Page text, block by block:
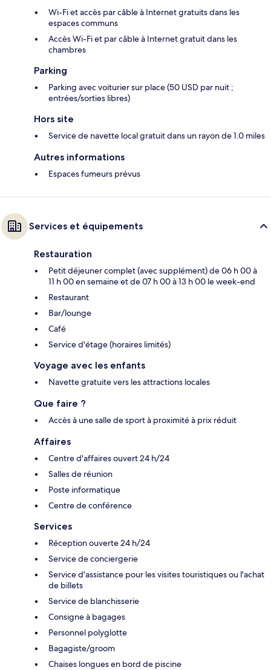
Wi-Fi et accès par câble à Internet gratuits dans les
espaces communs
Accès Wi-Fi et par câble à Internet gratuit dans les
chambres
Parking
Parking avec voiturier sur place (50 USD par nuit ;
entrées/sorties libres)
Hors site
Service de navette local gratuit dans un rayon de 1.0 miles
Autres informations
Espaces fumeurs prévus
Services et équipements
Restauration
Petit déjeuner complet (avec supplément) de 06 h 00 à
11 h 00 en semaine et de 07 h 00 à 13 h 00 le week-end
Restaurant
Bar/lounge
Café
Service d'étage (horaires limités)
Voyage avec les enfants
Navette gratuite vers les attractions locales
Que faire ?
Accès à une salle de sport à proximité à prix réduit
Affaires
Centre d'affaires ouvert 24 h/24
Salles de réunion
Poste informatique
Centre de conférence
Services
Réception ouverte 24 h/24
Service de conciergerie
Service d'assistance pour les visites touristiques ou l'achat
de billets
Service de blanchisserie
Consigne à bagages
Personnel polyglotte
Bagagiste/groom
Chaises longues en bord de piscine